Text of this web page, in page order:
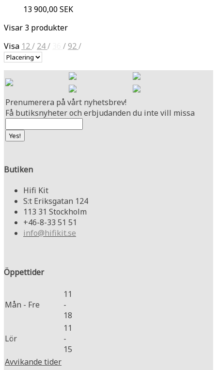
13 900,00 SEK
Visar 3 produkter
Visa 12/ 24/ /92/
Prenumerera på vårt nyhetsbrev!
Få butiksnyheter och erbjudanden du inte vill missa
Butiken
Hifi Kit
S:t Eriksgatan 124
113 31 Stockholm
+46-8-33 51 51
info@hifikit.se
Öppettider
Mån - Fre
11
-
18
Lör
11
-
15
Avvikande tider